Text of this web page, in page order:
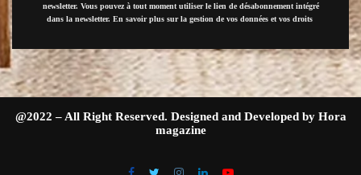
newsletter. Vous pouvez à tout moment utiliser le lien de désabonnement intégré
dans la newsletter. En savoir plus sur la gestion de vos données et vos droits
@2022 – All Right Reserved. Designed and Developed by Hora
magazine